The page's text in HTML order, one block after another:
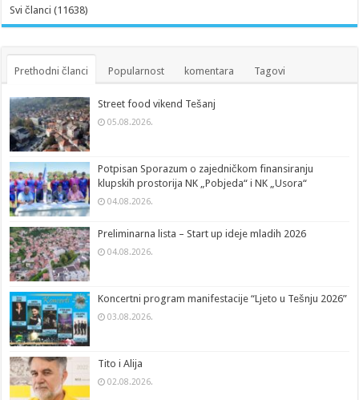
Svi članci (11638)
Prethodni članci Popularnost komentara Tagovi
Street food vikend Tešanj
05.08.2026.
Potpisan Sporazum o zajedničkom finansiranju
klupskih prostorija NK „Pobjeda“ i NK „Usora“
04.08.2026.
Preliminarna lista – Start up ideje mladih 2026
04.08.2026.
Koncertni program manifestacije “Ljeto u Tešnju 2026”
03.08.2026.
Tito i Alija
02.08.2026.